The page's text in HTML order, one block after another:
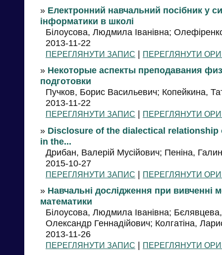
» Електронний навчальний посібник у
інформатики в школі
Білоусова, Людмила Іванівна;
2013-11-22
ПЕРЕГЛЯНУТИ ЗАПИС | ПЕРЕГЛЯНУТИ
» Некоторые аспекты преподавания
подготовки
Пучков, Борис Васильевич; Копейкина,
2013-11-22
ПЕРЕГЛЯНУТИ ЗАПИС | ПЕРЕГЛЯНУТИ
» Disclosure of the dialectical
in the...
Дрибан, Валерій Мусійович; Пеніна,
2015-10-27
ПЕРЕГЛЯНУТИ ЗАПИС | ПЕРЕГЛЯНУТИ
» Навчальні дослідження при вивченні
математики
Білоусова, Людмила Іванівна;
Олександр Геннадійович; Колгатіна,
2013-11-26
ПЕРЕГЛЯНУТИ ЗАПИС | ПЕРЕГЛЯНУТИ